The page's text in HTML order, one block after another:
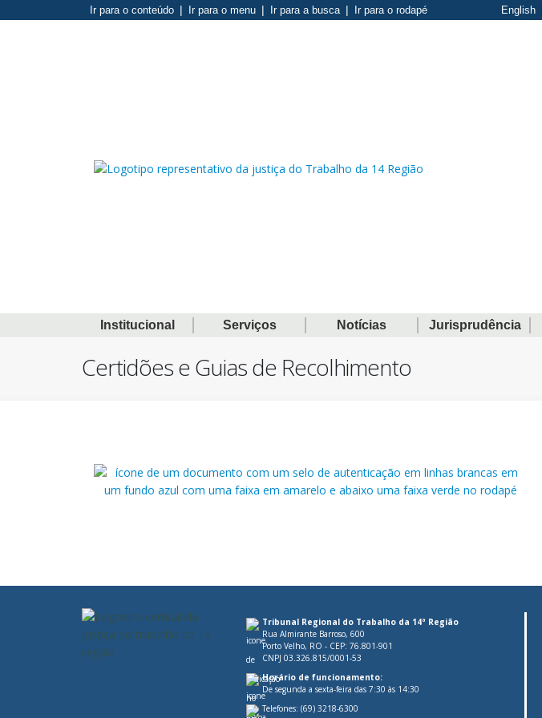
Ir para o conteúdo Ir para o menu Ir para a busca Ir para o rodapé English
Institucional Serviços Notícias Jurisprudência
Certidões e Guias de Recolhimento
Tribunal Regional do Trabalho da 14ª Região
Rua Almirante Barroso, 600
Porto Velho, RO - CEP: 76.801-901
CNPJ 03.326.815/0001-53
Horário de funcionamento:
De segunda a sexta-feira das 7:30 às 14:30
Telefones: (69) 3218-6300